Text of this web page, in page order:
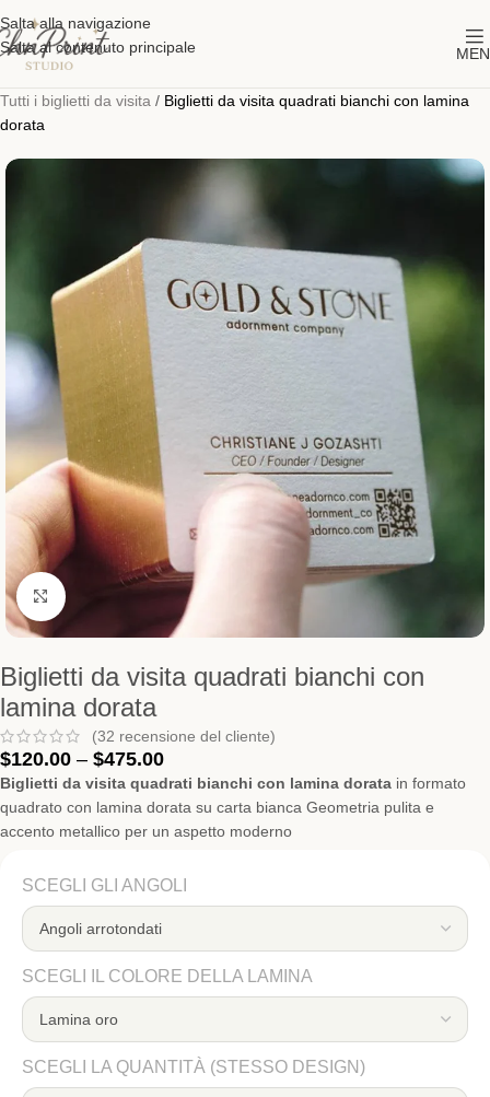
Salta alla navigazione
Salta al contenuto principale
Tutti i biglietti da visita / Biglietti da visita quadrati bianchi con lamina
dorata
Clicca per ingrandire
Biglietti da visita quadrati bianchi con
lamina dorata
(32 recensione del cliente)
$120.00 – $475.00
Biglietti da visita quadrati bianchi con lamina dorata in formato
quadrato con lamina dorata su carta bianca Geometria pulita e
accento metallico per un aspetto moderno
SCEGLI GLI ANGOLI
SCEGLI IL COLORE DELLA LAMINA
SCEGLI LA QUANTITÀ (STESSO DESIGN)